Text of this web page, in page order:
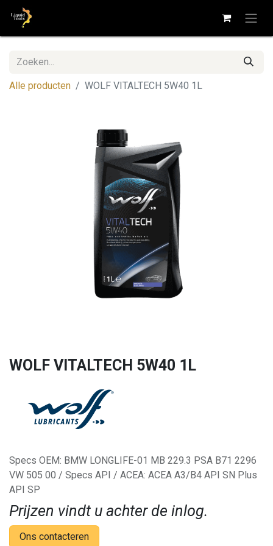
Alle producten WOLF VITALTECH 5W40 1L
WOLF VITALTECH 5W40 1L
Specs OEM: BMW LONGLIFE-01 MB 229.3 PSA B71 2296
VW 505 00 / Specs API / ACEA: ACEA A3/B4 API SN Plus
API SP
Prijzen vindt u achter de inlog.
Ons contacteren